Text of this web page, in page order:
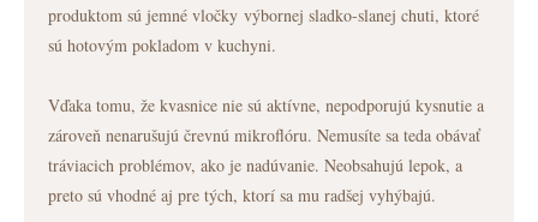
produktom sú jemné vločky výbornej sladko-slanej chuti, ktoré
sú hotovým pokladom v kuchyni.
Vďaka tomu, že kvasnice nie sú aktívne, nepodporujú kysnutie a
zároveň nenarušujú črevnú mikroflóru. Nemusíte sa teda obávať
tráviacich problémov, ako je nadúvanie. Neobsahujú lepok, a
preto sú vhodné aj pre tých, ktorí sa mu radšej vyhýbajú.